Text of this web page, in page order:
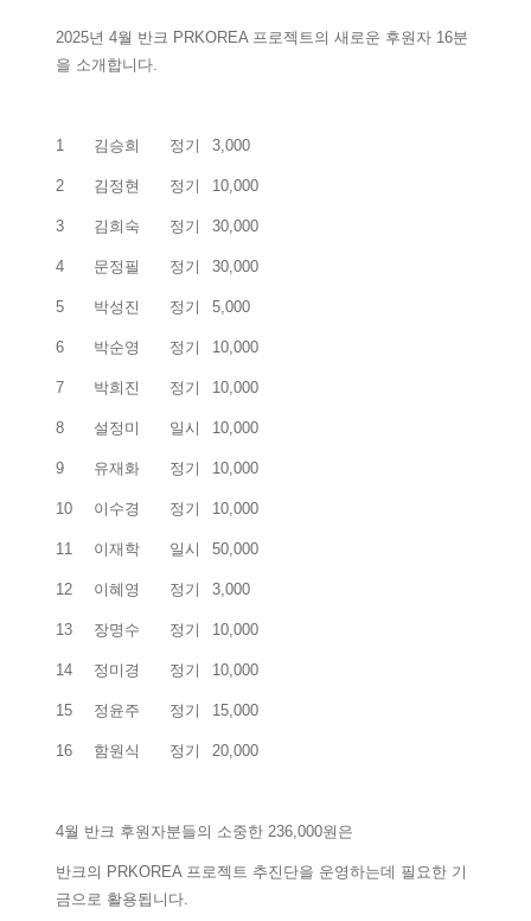
2025년 4월 반크 PRKOREA 프로젝트의 새로운 후원자 16분
을 소개합니다.
1 김승희 정기 3,000
2 김정현 정기 10,000
3 김희숙 정기 30,000
4 문정필 정기 30,000
5 박성진 정기 5,000
6 박순영 정기 10,000
7 박희진 정기 10,000
8 설정미 일시 10,000
9 유재화 정기 10,000
10 이수경 정기 10,000
11 이재학 일시 50,000
12 이혜영 정기 3,000
13 장명수 정기 10,000
14 정미경 정기 10,000
15 정윤주 정기 15,000
16 함원식 정기 20,000
4월 반크 후원자분들의 소중한 236,000원은
반크의 PRKOREA 프로젝트 추진단을 운영하는데 필요한 기
금으로 활용됩니다.